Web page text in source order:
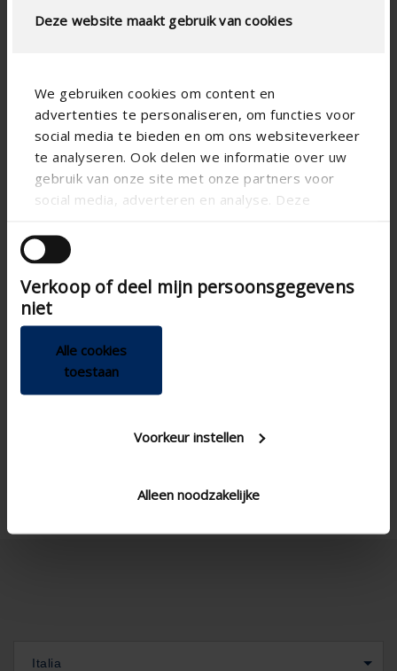
Deze website maakt gebruik van cookies
We gebruiken cookies om content en
advertenties te personaliseren, om functies voor
social media te bieden en om ons websiteverkeer
te analyseren. Ook delen we informatie over uw
gebruik van onze site met onze partners voor
social media, adverteren en analyse. Deze
andere informatie die u aan ze heeft verstrekt of
die ze hebben verzameld op basis van uw gebruik
van hun services.
Verkoop of deel mijn persoonsgegevens
niet
Alle cookies
toestaan
Voorkeur instellen
Alleen noodzakelijke
Technical specifications
Substance
Blade shape
Building type
Concept type
Corner window , Standard
Italia